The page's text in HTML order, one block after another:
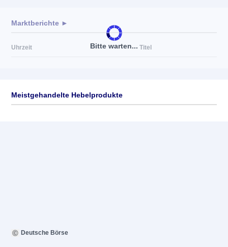
Bitte warten...
Marktberichte ►
Uhrzeit Titel
Meistgehandelte Hebelprodukte
Deutsche Börse